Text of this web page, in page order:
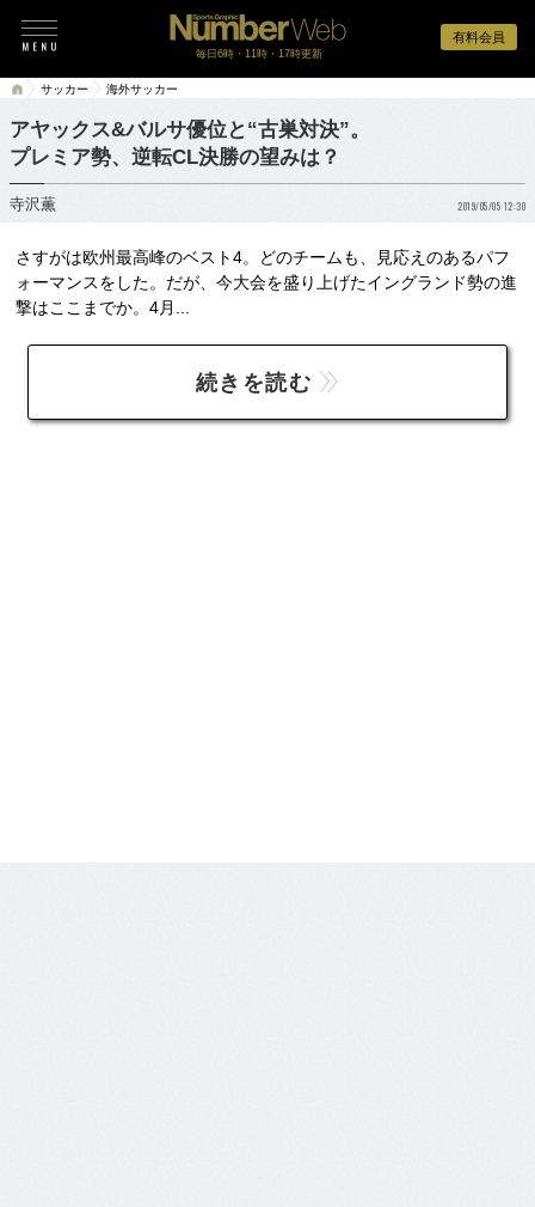
有料会員
毎日6時・11時・17時更新
サッカー 海外サッカー
アヤックス&バルサ優位と“古巣対決”。
プレミア勢、逆転CL決勝の望みは？
寺沢薫 2019/05/05 12:30
さすがは欧州最高峰のベスト4。どのチームも、見応えのあるパフ
ォーマンスをした。だが、今大会を盛り上げたイングランド勢の進
撃はここまでか。4月...
続きを読む